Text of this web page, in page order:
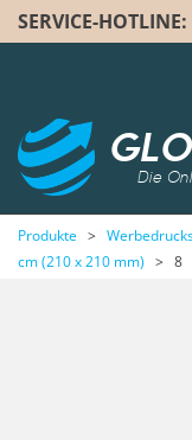
SERVICE-HOTLINE:
Die
Produkte >
cm (210 x 210 mm) > 8